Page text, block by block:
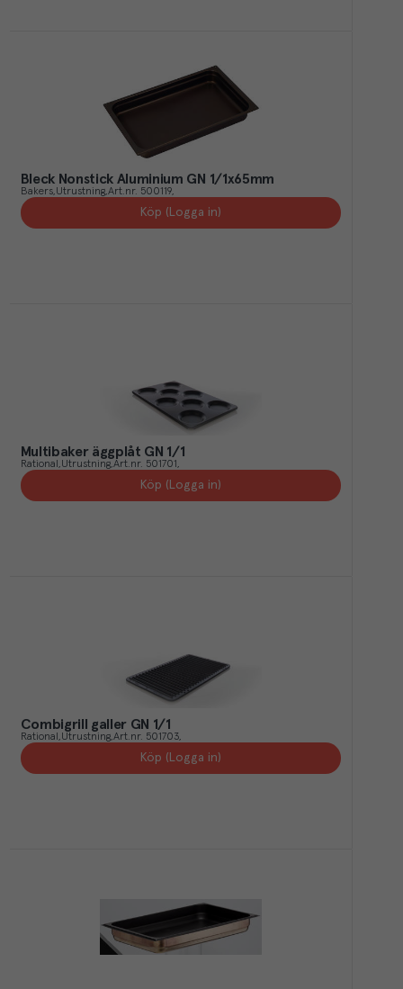
Bleck Nonstick Aluminium GN 1/1x65mm
Bakers Utrustning Art.nr. 500119
Köp (Logga in)
Multibaker äggplåt GN 1/1
Rational Utrustning Art.nr. 501701
Köp (Logga in)
Combigrill galler GN 1/1
Rational Utrustning Art.nr. 501703
Köp (Logga in)